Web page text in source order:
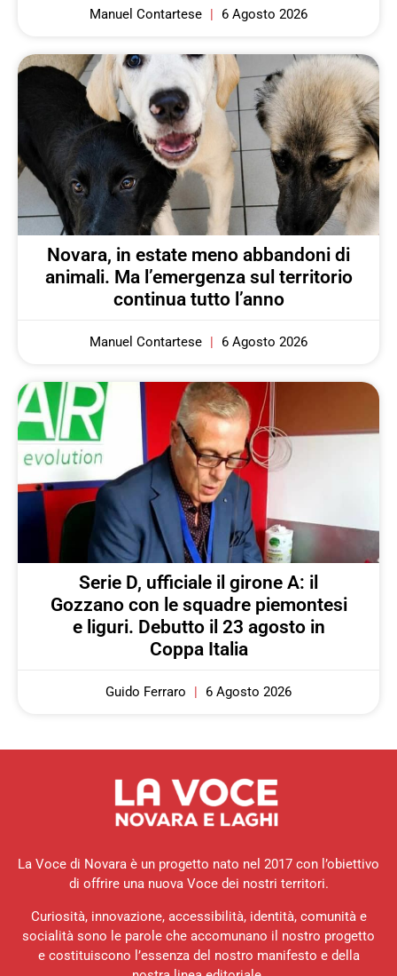
Manuel Contartese 6 Agosto 2026
Novara, in estate meno abbandoni di
animali. Ma l’emergenza sul territorio
continua tutto l’anno
Manuel Contartese 6 Agosto 2026
Serie D, ufficiale il girone A: il
Gozzano con le squadre piemontesi
e liguri. Debutto il 23 agosto in
Coppa Italia
Guido Ferraro 6 Agosto 2026
La Voce di Novara è un progetto nato nel 2017 con l’obiettivo
di offrire una nuova Voce dei nostri territori.
Curiosità, innovazione, accessibilità, identità, comunità e
socialità sono le parole che accomunano il nostro progetto
e costituiscono l’essenza del nostro manifesto e della